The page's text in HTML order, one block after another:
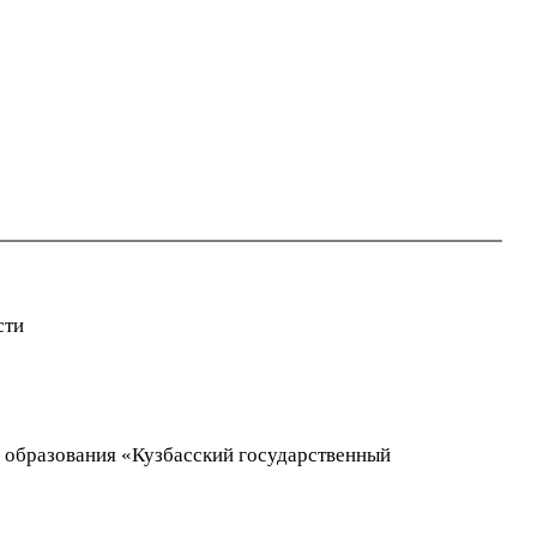
«Кузбасский государственный